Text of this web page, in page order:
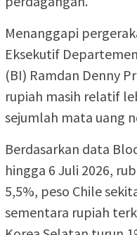
Menanggapi
Eksekutif
(BI) Ramdan Denny
rupiah masih relatif
sejumlah mata uang
Berdasarkan data
hingga 6 Juli 2026,
5,5%, peso Chile
sementara rupiah